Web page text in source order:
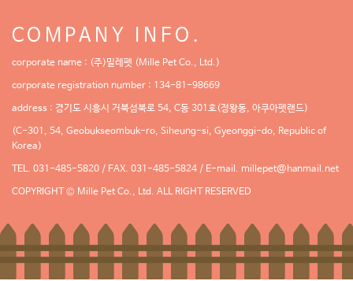
COMPANY INFO.
corporate name : (주)밀레펫 (Mille Pet Co., Ltd.)
corporate registration number : 134-81-98669
address : 경기도 시흥시 거북섬북로 54, C동 301호(정왕동, 아쿠아펫랜드)
(C-301, 54, Geobukseombuk-ro, Siheung-si, Gyeonggi-do, Republic of
Korea)
TEL. 031-485-5820 / FAX. 031-485-5824 / E-mail. millepet@hanmail.net
COPYRIGHT © Mille Pet Co., Ltd. ALL RIGHT RESERVED